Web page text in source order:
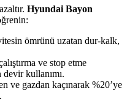
Hyundai Bayon
ömrünü uzatan dur-kalk,
ve stop etme
kullanımı.
ve gazdan kaçınarak %20’ye